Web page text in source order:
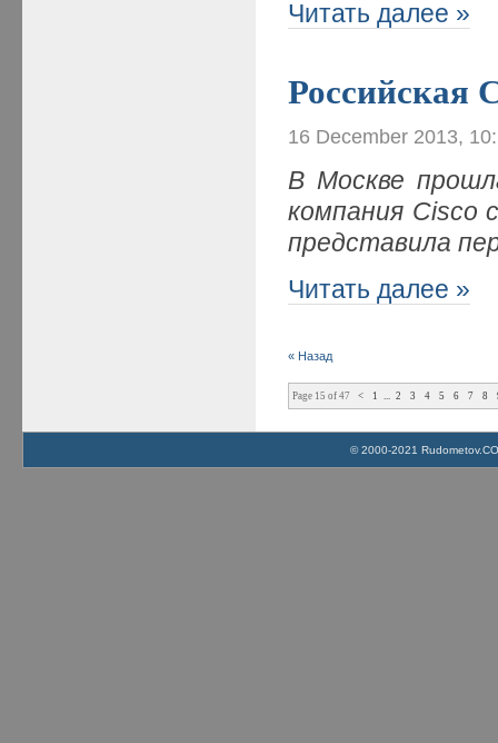
Читать далее »
Российская
16 December 2013,
В Москве
компания Cisco
представила
Читать далее »
« Назад
Page 15 of 47 < 1 2 3 4 5 6 7 8
© 2000-2021